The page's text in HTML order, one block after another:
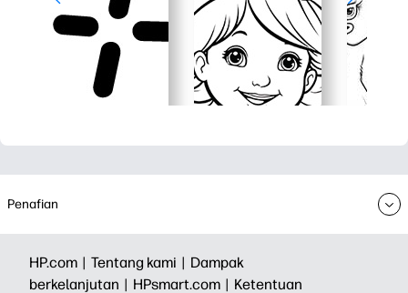
Penafian
HP.com | Tentang kami | Dampak
berkelanjutan | HPsmart.com | Ketentuan